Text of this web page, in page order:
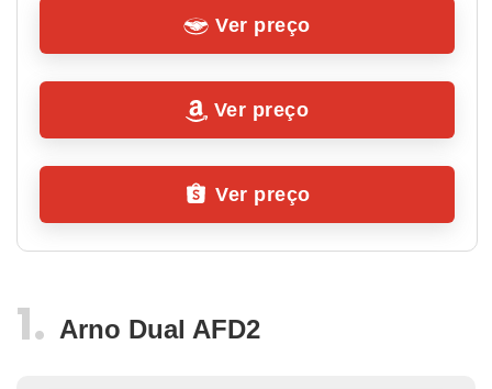
Ver preço
Ver preço
Ver preço
Arno Dual AFD2